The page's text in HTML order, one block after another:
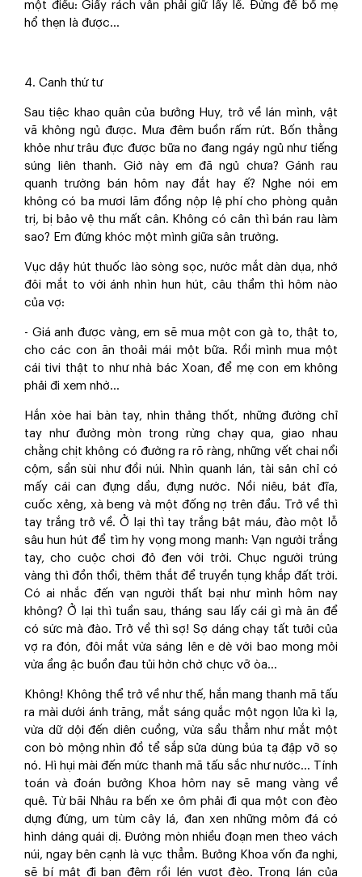
một điều: Giấy rách vẫn phải giữ lấy lề. Đừng để bố mẹ
hổ thẹn là được…
4. Canh thứ tư
Sau tiệc khao quân của bưởng Huy, trở về lán mình, vật
vã không ngủ được. Mưa đêm buồn rấm rứt. Bốn thằng
khỏe như trâu đực được bữa no đang ngáy ngủ như tiếng
súng liên thanh. Giờ này em đã ngủ chưa? Gánh rau
quanh trường bán hôm nay đắt hay ế? Nghe nói em
không có ba mươi lăm đồng nộp lệ phí cho phòng quản
trị, bị bảo vệ thu mất cân. Không có cân thì bán rau làm
sao? Em đứng khóc một mình giữa sân trường.
Vục dậy hút thuốc lào sòng sọc, nước mắt dàn dụa, nhớ
đôi mắt to với ánh nhìn hun hút, câu thầm thì hôm nào
của vợ:
- Giá anh được vàng, em sẽ mua một con gà to, thật to,
cho các con ăn thoải mái một bữa. Rồi mình mua một
cái tivi thật to như nhà bác Xoan, để mẹ con em không
phải đi xem nhờ…
Hắn xòe hai bàn tay, nhìn thảng thốt, những đường chỉ
tay như đường mòn trong rừng chạy qua, giao nhau
chằng chịt không có đường ra rõ ràng, những vết chai nổi
cộm, sần sùi như đồi núi. Nhìn quanh lán, tài sản chỉ có
mấy cái can đựng dầu, đựng nước. Nồi niêu, bát đĩa,
cuốc xẻng, xà beng và một đống nợ trên đầu. Trở về thì
tay trắng trở về. Ở lại thì tay trắng bật máu, đào một lỗ
sâu hun hút để tìm hy vọng mong manh: Vạn người trắng
tay, cho cuộc chơi đỏ đen với trời. Chục người trúng
vàng thì đồn thổi, thêm thắt để truyền tụng khắp đất trời.
Có ai nhắc đến vạn người thất bại như mình hôm nay
không? Ở lại thì tuần sau, tháng sau lấy cái gì mà ăn để
có sức mà đào. Trở về thì sợ! Sợ dáng chạy tất tưởi của
vợ ra đón, đôi mắt vừa sáng lên e dè với bao mong mỏi
vừa ầng ậc buồn đau tủi hờn chờ chực vỡ òa…
Không! Không thể trở về như thế, hắn mang thanh mã tấu
ra mài dưới ánh trăng, mắt sáng quắc một ngọn lửa kì lạ,
vừa dữ dội đến diên cuồng, vừa sầu thẳm như mắt một
con bò mộng nhìn đồ tể sắp sửa dùng búa tạ đập vỡ sọ
nó. Hì hụi mài đến mức thanh mã tấu sắc như nước... Tính
toán và đoán bưởng Khoa hôm nay sẽ mang vàng về
quê. Từ bãi Nhâu ra bến xe ôm phải đi qua một con đèo
dựng đứng, um tùm cây lá, đan xen những mỏm đá có
hình dáng quái dị. Đường mòn nhiều đoạn men theo vách
núi, ngay bên cạnh là vực thẳm. Bưởng Khoa vốn đa nghi,
sẽ bí mật đi ban đêm rồi lén vượt đèo. Trong lán của